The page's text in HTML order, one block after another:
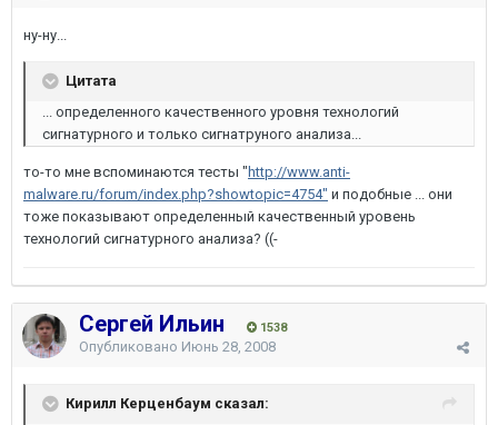
ну-ну...
Цитата
... определенного качественного уровня технологий
сигнатурного и только сигнатруного анализа...
то-то мне вспоминаются тесты " http://www.anti-
malware.ru/forum/index.php?showtopic=4754" и подобные ... они
тоже показывают определенный качественный уровень
технологий сигнатурного анализа? ((-
Сергей Ильин 1538
Опубликовано Июнь 28, 2008
Кирилл Керценбаум сказал: